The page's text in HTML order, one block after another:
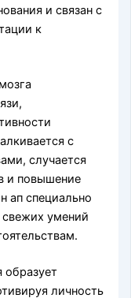
и связан с
к
с
случается
и повышение
ап специально
свежих умений
образует
личность